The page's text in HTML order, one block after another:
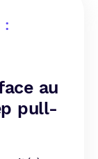
:
au
pull-